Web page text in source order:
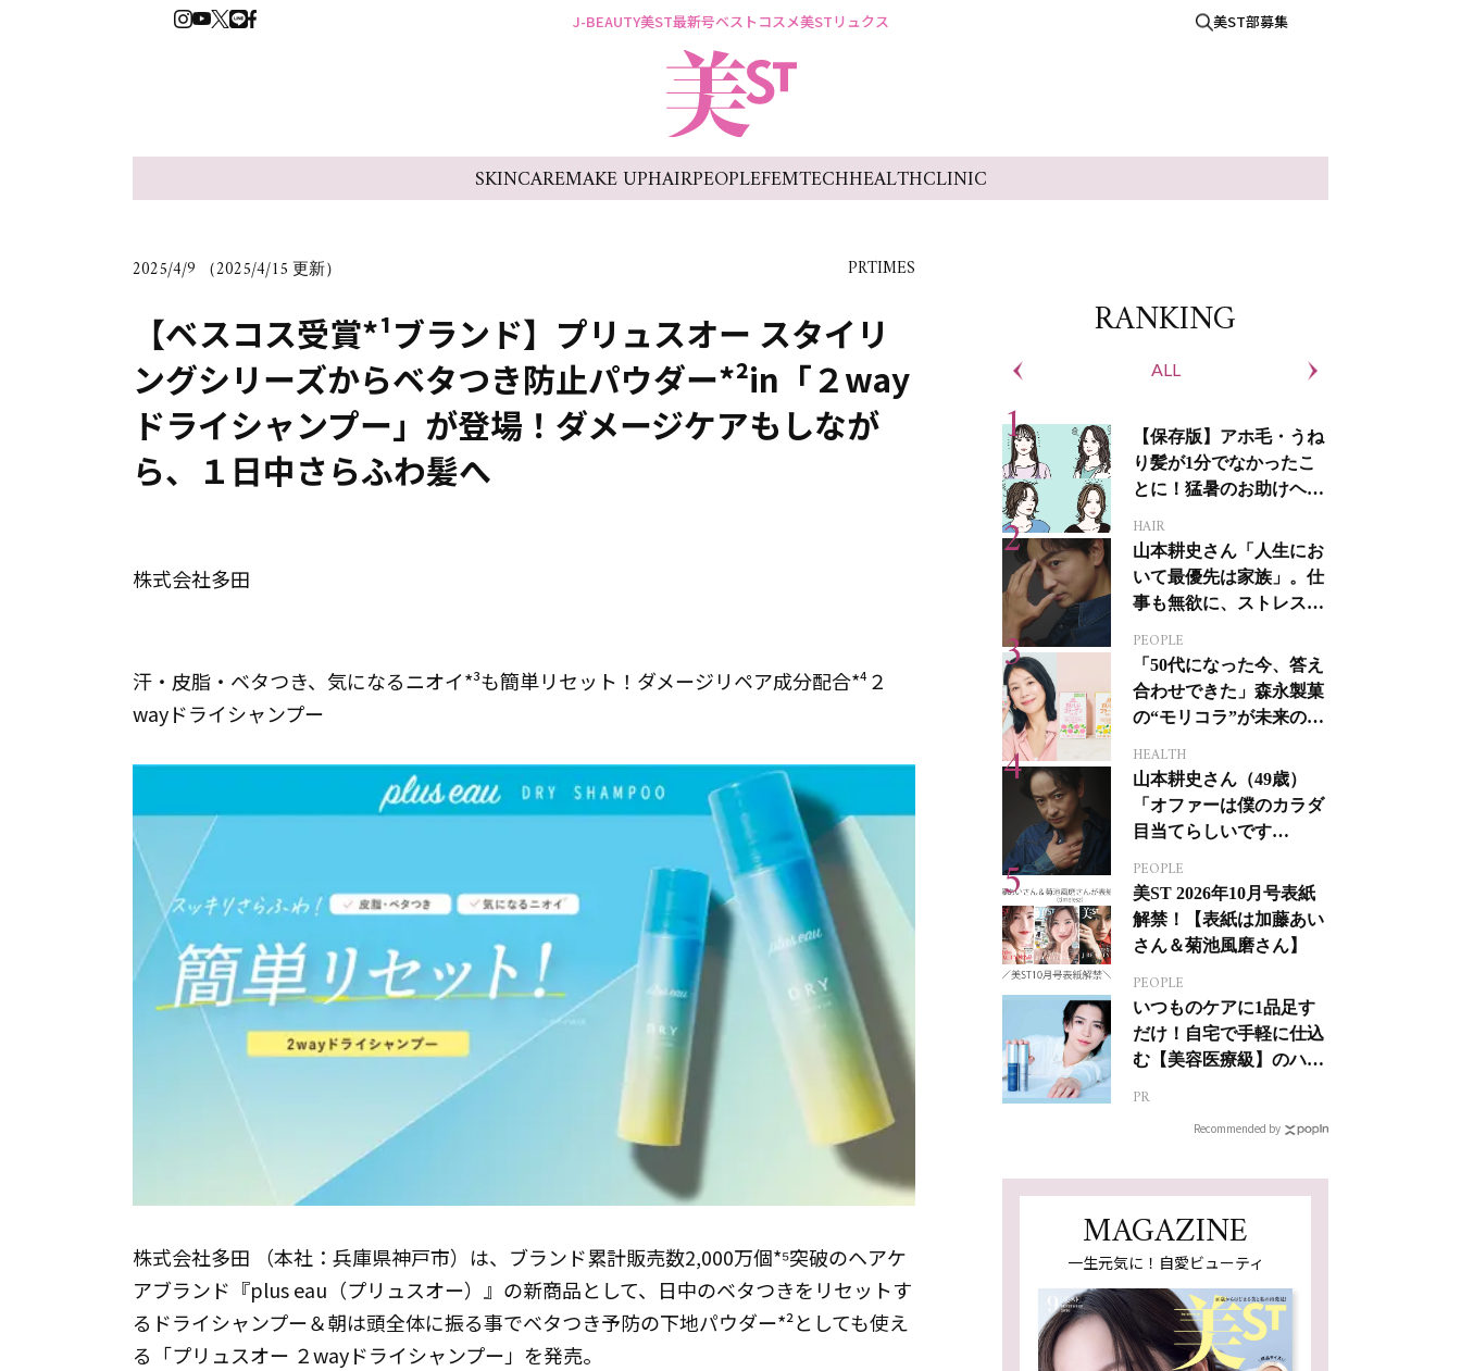
J-BEAUTY美ST最新号ベストコスメ美STリュクス 美ST部募集
SKINCAREMAKE UPHAIRPEOPLEFEMTECHHEALTHCLINIC
2025/4/9 （2025/4/15 更新） PRTIMES
【ベスコス受賞*¹ブランド】プリュスオー スタイリ
ングシリーズからベタつき防止パウダー*²in「２way
ドライシャンプー」が登場！ダメージケアもしなが
ら、１日中さらふわ髪へ
株式会社多田
汗・皮脂・ベタつき、気になるニオイ*³も簡単リセット！ダメージリペア成分配合*⁴２
wayドライシャンプー
株式会社多田 （本社：兵庫県神戸市）は、ブランド累計販売数2,000万個*⁵突破のヘアケ
アブランド『plus eau（プリュスオー）』の新商品として、日中のベタつきをリセットす
るドライシャンプー＆朝は頭全体に振る事でベタつき予防の下地パウダー*²としても使え
る「プリュスオー ２wayドライシャンプー」を発売。
RANKING
ALL
【保存版】アホ毛・うね
り髪が1分でなかったこ
とに！猛暑のお助けヘア
HAIR
山本耕史さん「人生にお
いて最優先は家族」。仕
事も無欲に、ストレスを
PEOPLE
「50代になった今、答え
合わせできた」森永製菓
の“モリコラ”が未来のキ
HEALTH
山本耕史さん（49歳）
「オファーは僕のカラダ
目当てらしいです
ジカルへの挑戦
PEOPLE
美ST 2026年10月号表紙
解禁！【表紙は加藤あい
さん＆菊池風磨さん】
PEOPLE
いつものケアに1品足す
だけ！自宅で手軽に仕込
む【美容医療級】のハリ
PR
Recommended by
MAGAZINE
一生元気に！自愛ビューティ